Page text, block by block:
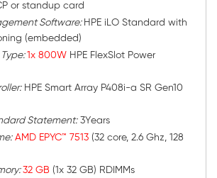
or standup card
Software: HPE iLO Standard with
(embedded)
1x 800WHPE FlexSlot Power
HPE Smart Array P408i-a SR Gen10
Statement:3Years
AMD EPYC™ 7513(32 core, 2.6 Ghz, 128
32 GB (1x 32 GB) RDIMMs